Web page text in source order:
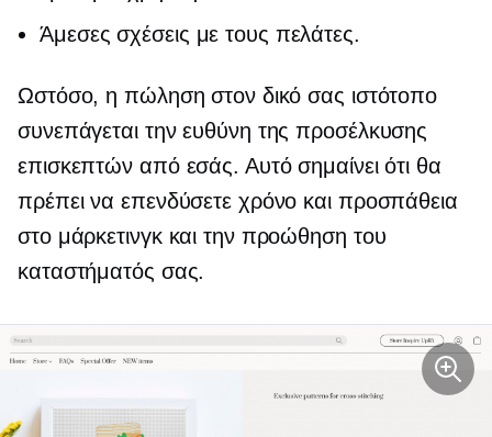
Άμεσες σχέσεις με τους πελάτες.
Ωστόσο, η πώληση στον δικό σας ιστότοπο
συνεπάγεται την ευθύνη της προσέλκυσης
επισκεπτών από εσάς. Αυτό σημαίνει ότι θα
πρέπει να επενδύσετε χρόνο και προσπάθεια
στο μάρκετινγκ και την προώθηση του
καταστήματός σας.